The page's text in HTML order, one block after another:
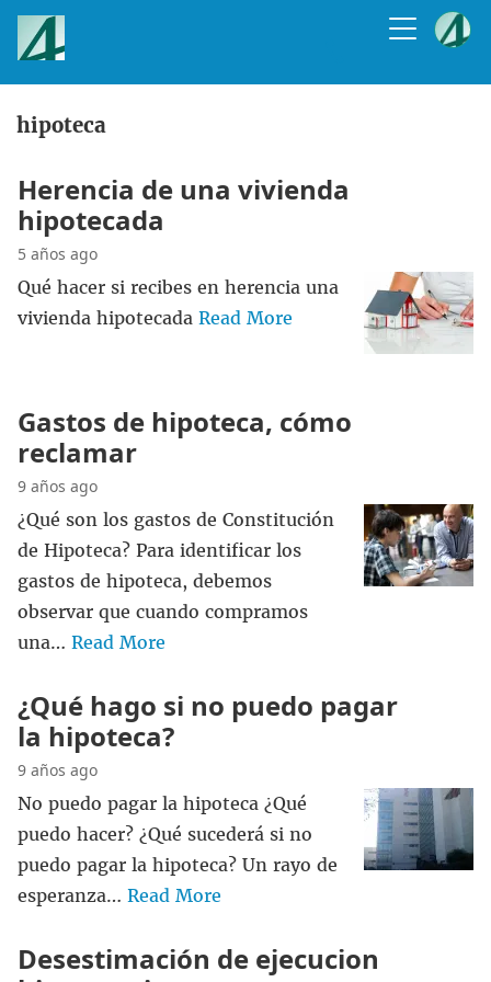
hipoteca
Herencia de una vivienda
hipotecada
5 años ago
Qué hacer si recibes en herencia una
vivienda hipotecada Read More
Gastos de hipoteca, cómo
reclamar
9 años ago
¿Qué son los gastos de Constitución
de Hipoteca? Para identificar los
gastos de hipoteca, debemos
observar que cuando compramos
una… Read More
¿Qué hago si no puedo pagar
la hipoteca?
9 años ago
No puedo pagar la hipoteca ¿Qué
puedo hacer? ¿Qué sucederá si no
puedo pagar la hipoteca? Un rayo de
esperanza… Read More
Desestimación de ejecucion